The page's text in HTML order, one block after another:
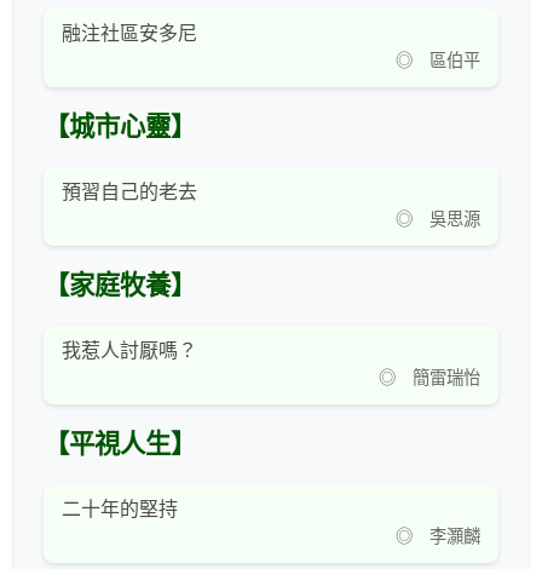
融注社區安多尼
◎ 區伯平
【城市心靈】
預習自己的老去
◎ 吳思源
【家庭牧養】
我惹人討厭嗎？
◎ 簡雷瑞怡
【平視人生】
二十年的堅持
◎ 李灝麟